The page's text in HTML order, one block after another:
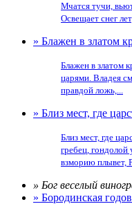
Мчатся тучи,
Освещает снег
» Блажен в златом
Блажен в златом
царями. Владея
правдой ложь,...
» Близ мест, где
Близ мест, где
гребец, гондолой
взморию плывет,
» Бог веселый
» Бородинская